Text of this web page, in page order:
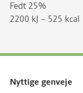
Fedt 25%
2200 kJ – 525 kcal
Nyttige genveje